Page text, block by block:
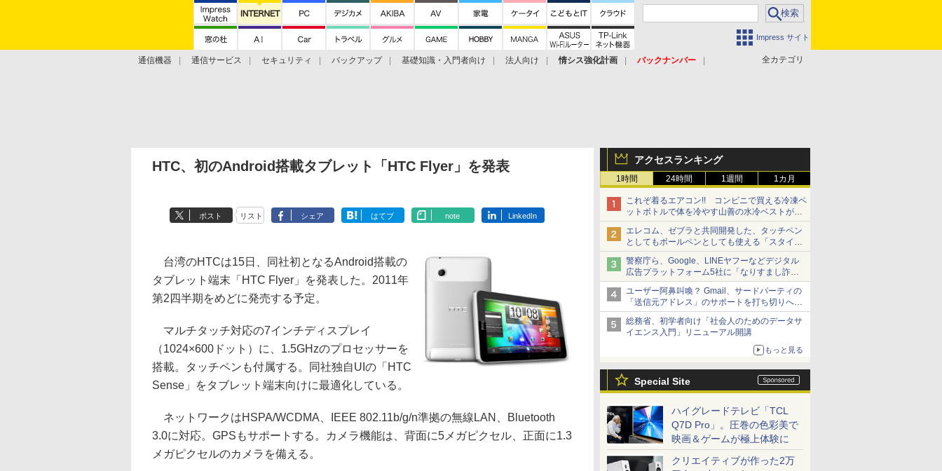
Impress サイト
全カテゴリ
通信機器 通信サービス セキュリティ バックアップ 基礎知識・入門者向け 法人向け 情シス強化計画
バックナンバー
アクセスランキング
1時間 24時間 1週間 1カ月
これぞ着るエアコン!! コンビニで買える冷凍ペ
ットボトルで体を冷やす山善の水冷ベストがロ
ードバイクにちょうどいい【ぼっち・ざ・ろー
ど！その14】【空いた時間でなにしてる？】
エレコム、ゼブラと共同開発した、タッチペン
としてもボールペンとしても使える「スタイラ
スツーウェイ」発売 iPadにも紙にも、持ち替
えずに書き込める
警察庁ら、Google、LINEヤフーなどデジタル
広告プラットフォーム5社に「なりすまし詐欺
広告」対策強化を要請 著名人の写真や映像を
使った投資詐欺などへの対策として
ユーザー阿鼻叫喚？ Gmail、サードパーティの
「送信元アドレス」のサポートを打ち切りへ
【やじうまWatch】
総務省、初学者向け「社会人のためのデータサ
イエンス入門」リニューアル開講
もっと見る
Special Site
ハイグレードテレビ「TCL
Q7D Pro」。圧巻の色彩美で
映画＆ゲームが極上体験に
クリエイティブが作った2万
HTC、初のAndroid搭載タブレット「HTC Flyer」を発表
ポスト リスト シェア はてブ note LinkedIn
台湾のHTCは15日、同社初となるAndroid搭載の
タブレット端末「HTC Flyer」を発表した。2011年
第2四半期をめどに発売する予定。
マルチタッチ対応の7インチディスプレイ
（1024×600ドット）に、1.5GHzのプロセッサーを
搭載。タッチペンも付属する。同社独自UIの「HTC
Sense」をタブレット端末向けに最適化している。
ネットワークはHSPA/WCDMA、IEEE 802.11b/g/n準拠の無線LAN、Bluetooth
3.0に対応。GPSもサポートする。カメラ機能は、背面に5メガピクセル、正面に1.3
メガピクセルのカメラを備える。